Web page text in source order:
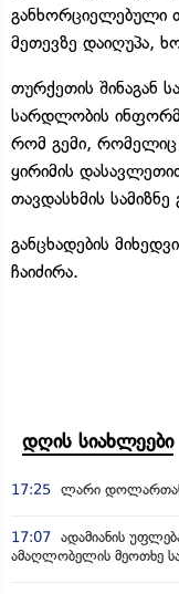
განხორციელებული
მეთევზე დაიღუპა,
თურქეთის შინაგან
სარდლობის
რომ გემი,
ყირიმის
თავდასხმის სამიზნე
განცხადების
ჩაიძირა.
დღის სიახლეები
17:25 ლარი დოლართან
17:07 ადამიანის
ამაღლობელის მეოთხე